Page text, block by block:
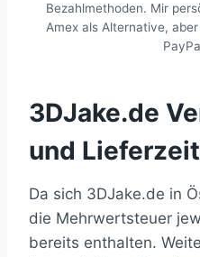
Bezahlmethoden. Mir
Amex als Alternative,
3DJake.de
und
Da sich 3DJake.de in
die Mehrwertsteuer
bereits enthalten.